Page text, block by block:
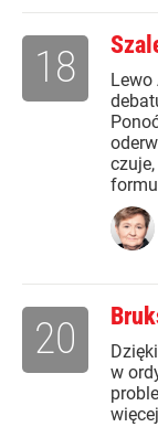
18
w
20